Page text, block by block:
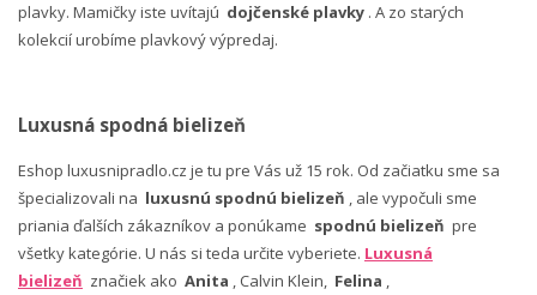
plavky. Mamičky iste uvítajú dojčenské plavky . A zo starých
kolekcií urobíme plavkový výpredaj.
Luxusná spodná bielizeň
Eshop luxusnipradlo.cz je tu pre Vás už 15 rok. Od začiatku sme sa
špecializovali na luxusnú spodnú bielizeň , ale vypočuli sme
priania ďalších zákazníkov a ponúkame spodnú bielizeň pre
všetky kategórie. U nás si teda určite vyberiete. Luxusná
bielizeň značiek ako Anita , Calvin Klein, Felina ,